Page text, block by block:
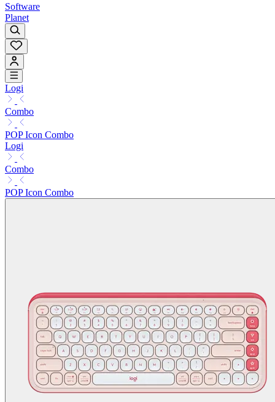
Software
Planet
Logi
Combo
POP Icon Combo
Logi
Combo
POP Icon Combo